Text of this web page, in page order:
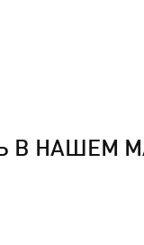
В НАШЕМ